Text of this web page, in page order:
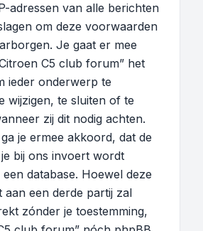
adressen van alle berichten
om deze voorwaarden
Je gaat er mee
C5 club forum” het
ieder onderwerp te
wijzigen, te sluiten of te
zij dit nodig achten.
je ermee akkoord, dat de
bij ons invoert wordt
database. Hoewel deze
aan een derde partij zal
zónder je toestemming,